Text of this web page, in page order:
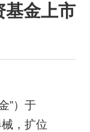
基金上市
”）于
，扩位